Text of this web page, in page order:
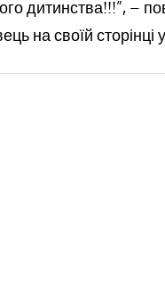
дитинства!!!”, –
на своїй сторінці